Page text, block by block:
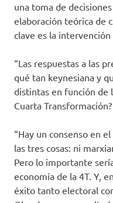
una toma de
elaboración teórica de
clave es la intervención
“Las respuestas a las
qué tan keynesiana y
distintas en función de
Cuarta Transformación?
“Hay un consenso en
las tres cosas: ni
Pero lo importante
economía de la 4T. Y,
éxito tanto electoral